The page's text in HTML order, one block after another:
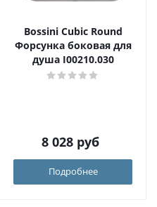
Bossini Cubic Round
Форсунка боковая для
душа I00210.030
8 028 руб
Подробнее